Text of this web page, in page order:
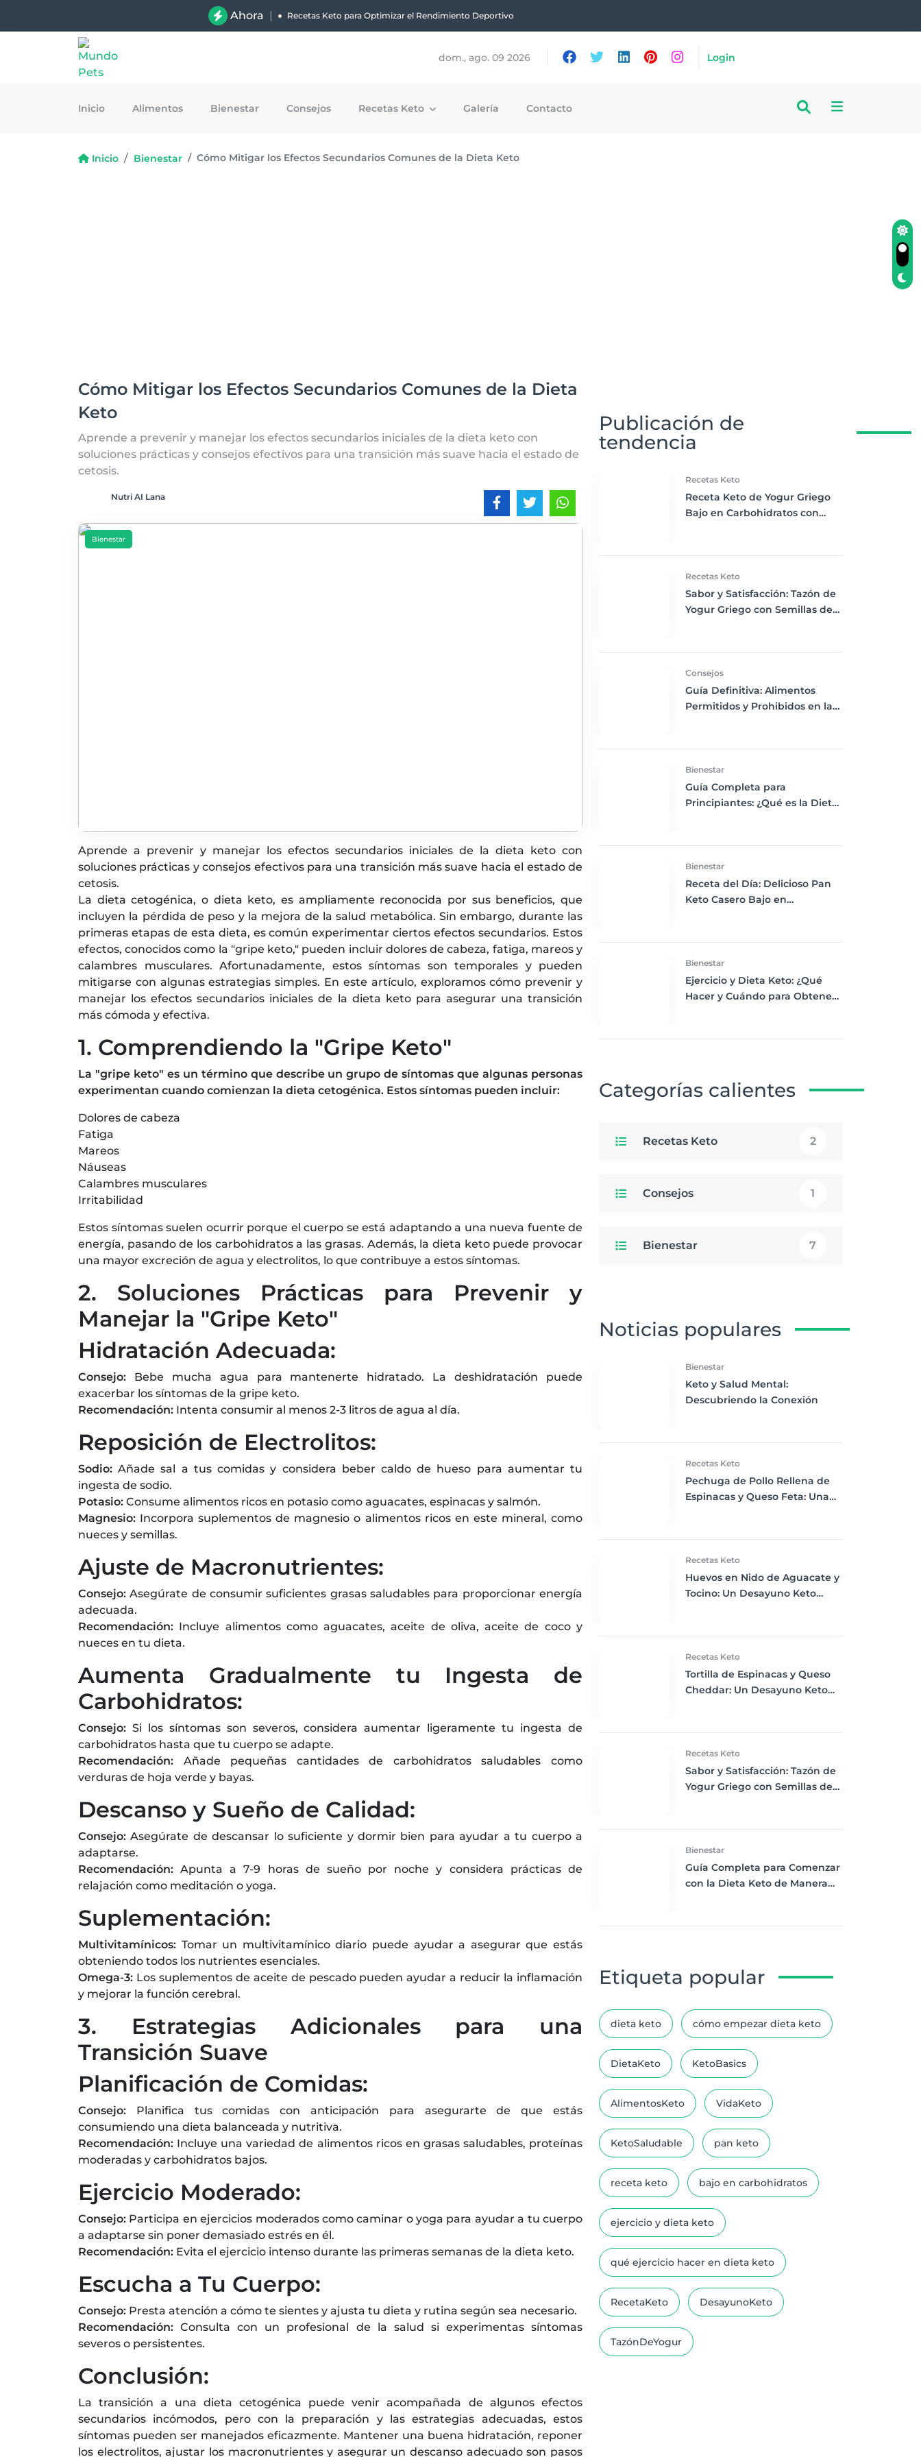
Ahora | Recetas Keto para Optimizar el Rendimiento Deportivo
dom., ago. 09 2026 Login
Inicio Alimentos Bienestar Consejos Recetas Keto Galería Contacto
Inicio Bienestar Cómo Mitigar los Efectos Secundarios Comunes de la Dieta Keto
Cómo Mitigar los Efectos Secundarios Comunes de la Dieta
Keto
Aprende a prevenir y manejar los efectos secundarios iniciales de la dieta keto con
soluciones prácticas y consejos efectivos para una transición más suave hacia el estado de
cetosis.
Nutri AI Lana
Bienestar
Aprende a prevenir y manejar los efectos secundarios iniciales de la dieta keto con
soluciones prácticas y consejos efectivos para una transición más suave hacia el estado de
cetosis.
La dieta cetogénica, o dieta keto, es ampliamente reconocida por sus beneficios, que
incluyen la pérdida de peso y la mejora de la salud metabólica. Sin embargo, durante las
primeras etapas de esta dieta, es común experimentar ciertos efectos secundarios. Estos
efectos, conocidos como la "gripe keto," pueden incluir dolores de cabeza, fatiga, mareos y
calambres musculares. Afortunadamente, estos síntomas son temporales y pueden
mitigarse con algunas estrategias simples. En este artículo, exploramos cómo prevenir y
manejar los efectos secundarios iniciales de la dieta keto para asegurar una transición
más cómoda y efectiva.
1. Comprendiendo la "Gripe Keto"
La "gripe keto" es un término que describe un grupo de síntomas que algunas personas
experimentan cuando comienzan la dieta cetogénica. Estos síntomas pueden incluir:
Dolores de cabeza
Fatiga
Mareos
Náuseas
Calambres musculares
Irritabilidad
Estos síntomas suelen ocurrir porque el cuerpo se está adaptando a una nueva fuente de
energía, pasando de los carbohidratos a las grasas. Además, la dieta keto puede provocar
una mayor excreción de agua y electrolitos, lo que contribuye a estos síntomas.
2. Soluciones Prácticas para Prevenir y
Manejar la "Gripe Keto"
Hidratación Adecuada:
Consejo: Bebe mucha agua para mantenerte hidratado. La deshidratación puede
exacerbar los síntomas de la gripe keto.
Recomendación: Intenta consumir al menos 2-3 litros de agua al día.
Reposición de Electrolitos:
Sodio:Añade sal a tus comidas y considera beber caldo de hueso para aumentar tu
ingesta de sodio.
Potasio: Consume alimentos ricos en potasio como aguacates, espinacas y salmón.
Magnesio: Incorpora suplementos de magnesio o alimentos ricos en este mineral, como
nueces y semillas.
Ajuste de Macronutrientes:
Consejo: Asegúrate de consumir suficientes grasas saludables para proporcionar energía
adecuada.
Recomendación: Incluye alimentos como aguacates, aceite de oliva, aceite de coco y
nueces en tu dieta.
Aumenta Gradualmente tu Ingesta de
Carbohidratos:
Consejo: Si los síntomas son severos, considera aumentar ligeramente tu ingesta de
carbohidratos hasta que tu cuerpo se adapte.
Recomendación: Añade pequeñas cantidades de carbohidratos saludables como
verduras de hoja verde y bayas.
Descanso y Sueño de Calidad:
Consejo: Asegúrate de descansar lo suficiente y dormir bien para ayudar a tu cuerpo a
adaptarse.
Recomendación: Apunta a 7-9 horas de sueño por noche y considera prácticas de
relajación como meditación o yoga.
Suplementación:
Multivitamínicos: Tomar un multivitamínico diario puede ayudar a asegurar que estás
obteniendo todos los nutrientes esenciales.
Omega-3: Los suplementos de aceite de pescado pueden ayudar a reducir la inflamación
y mejorar la función cerebral.
3. Estrategias Adicionales para una
Transición Suave
Planificación de Comidas:
Consejo: Planifica tus comidas con anticipación para asegurarte de que estás
consumiendo una dieta balanceada y nutritiva.
Recomendación: Incluye una variedad de alimentos ricos en grasas saludables, proteínas
moderadas y carbohidratos bajos.
Ejercicio Moderado:
Consejo: Participa en ejercicios moderados como caminar o yoga para ayudar a tu cuerpo
a adaptarse sin poner demasiado estrés en él.
Recomendación: Evita el ejercicio intenso durante las primeras semanas de la dieta keto.
Escucha a Tu Cuerpo:
Consejo: Presta atención a cómo te sientes y ajusta tu dieta y rutina según sea necesario.
Recomendación:Consulta con un profesional de la salud si experimentas síntomas
severos o persistentes.
Conclusión:
La transición a una dieta cetogénica puede venir acompañada de algunos efectos
secundarios incómodos, pero con la preparación y las estrategias adecuadas, estos
síntomas pueden ser manejados eficazmente. Mantener una buena hidratación, reponer
los electrolitos, ajustar los macronutrientes y asegurar un descanso adecuado son pasos
Publicación de
tendencia
Recetas Keto
Receta Keto de Yogur Griego
Bajo en Carbohidratos con
Recetas Keto
Sabor y Satisfacción: Tazón de
Yogur Griego con Semillas de
Consejos
Guía Definitiva: Alimentos
Permitidos y Prohibidos en la
Bienestar
Guía Completa para
Principiantes: ¿Qué es la Dieta
Bienestar
Receta del Día: Delicioso Pan
Keto Casero Bajo en
Bienestar
Ejercicio y Dieta Keto: ¿Qué
Hacer y Cuándo para Obtener
Categorías calientes
Recetas Keto 2
Consejos 1
Bienestar 7
Noticias populares
Bienestar
Keto y Salud Mental:
Descubriendo la Conexión
Recetas Keto
Pechuga de Pollo Rellena de
Espinacas y Queso Feta: Una
Recetas Keto
Huevos en Nido de Aguacate y
Tocino: Un Desayuno Keto
Recetas Keto
Tortilla de Espinacas y Queso
Cheddar: Un Desayuno Keto
Recetas Keto
Sabor y Satisfacción: Tazón de
Yogur Griego con Semillas de
Bienestar
Guía Completa para Comenzar
con la Dieta Keto de Manera
Etiqueta popular
dieta keto cómo empezar dieta keto
DietaKeto KetoBasics
AlimentosKeto VidaKeto
KetoSaludable pan keto
receta keto bajo en carbohidratos
ejercicio y dieta keto
qué ejercicio hacer en dieta keto
RecetaKeto DesayunoKeto
TazónDeYogur